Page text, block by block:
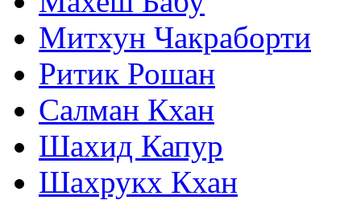
Митхун Чакраборти
Ритик Рошан
Салман Кхан
Шахид Капур
Шахрукх Кхан